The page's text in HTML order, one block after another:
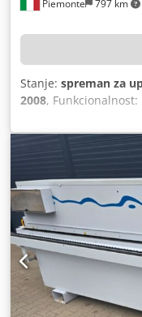
Piemonte 797 km
Stanje: spreman za
2008, Funkcionalnost:
maksimalna brzina
Oznaka CE